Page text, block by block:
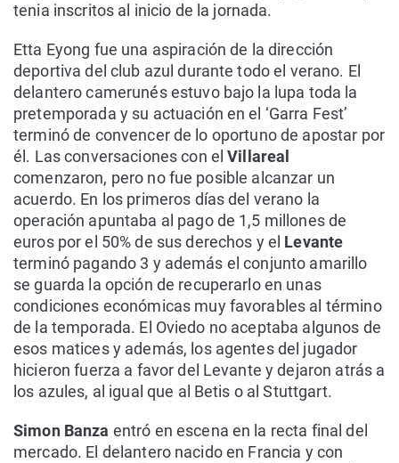
tenia inscritos al inicio de la jornada.
Etta Eyong fue una aspiración de la dirección
deportiva del club azul durante todo el verano. El
delantero camerunés estuvo bajo la lupa toda la
pretemporada y su actuación en el ‘Garra Fest’
terminó de convencer de lo oportuno de apostar por
él. Las conversaciones con elVillareal
comenzaron, pero no fue posible alcanzar un
acuerdo. En los primeros días del verano la
operación apuntaba al pago de 1,5 millones de
euros por el 50% de sus derechos y el Levante
terminó pagando 3 y además el conjunto amarillo
se guarda la opción de recuperarlo en unas
condiciones económicas muy favorables al término
de la temporada. El Oviedo no aceptaba algunos de
esos matices y además, los agentes del jugador
hicieron fuerza a favor del Levante y dejaron atrás a
los azules, al igual que al Betis o al Stuttgart.
Simon Banza entró en escena en la recta final del
mercado. El delantero nacido en Francia y con